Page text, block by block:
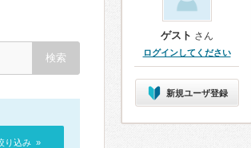
り込み »
ゲスト さん
ログインしてください
新規ユーザ登録